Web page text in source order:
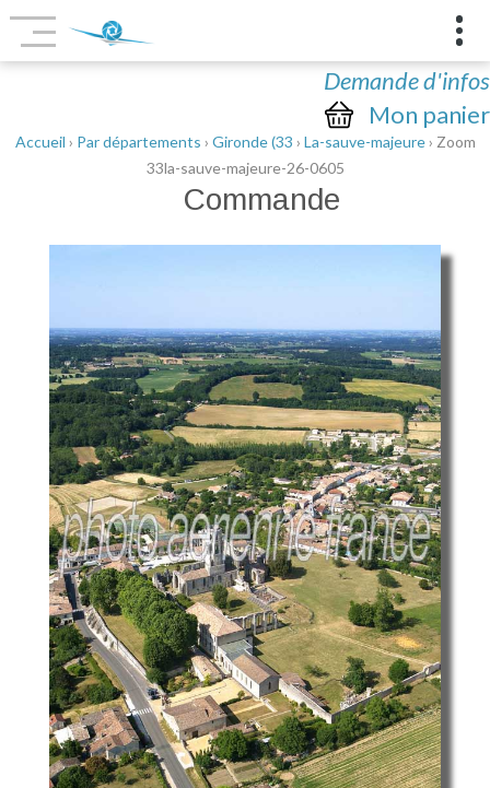
Demande d'infos
Mon panier
Accueil › Par départements › Gironde (33 › La-sauve-majeure› Zoom
33la-sauve-majeure-26-0605
Commande